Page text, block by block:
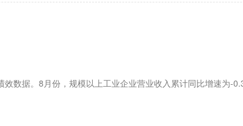
数据。8月份，规模以上工业企业营业收入累计同比增速为-